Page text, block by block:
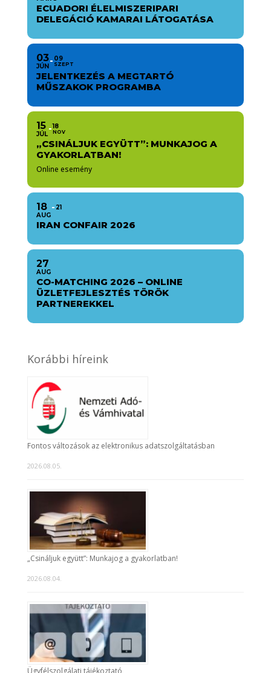
ECUADORI ÉLELMISZERIPARI
DELEGÁCIÓ KAMARAI LÁTOGATÁSA
03
JÚN
09
SZEPT
JELENTKEZÉS A MEGTARTÓ
MŰSZAKOK PROGRAMBA
15
JÚL
18
NOV
„CSINÁLJUK EGYÜTT”: MUNKAJOG A
GYAKORLATBAN!
Online esemény
18
AUG
21
IRAN CONFAIR 2026
27
AUG
CO-MATCHING 2026 – ONLINE
ÜZLETFEJLESZTÉS TÖRÖK
PARTNEREKKEL
Korábbi híreink
Fontos változások az elektronikus adatszolgáltatásban
2026.08.05.
„Csináljuk együtt”: Munkajog a gyakorlatban!
2026.08.04.
Ügyfélszolgálati tájékoztató